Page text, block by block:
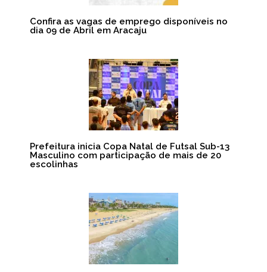
Confira as vagas de emprego disponíveis no
dia 09 de Abril em Aracaju
Prefeitura inicia Copa Natal de Futsal Sub-13
Masculino com participação de mais de 20
escolinhas